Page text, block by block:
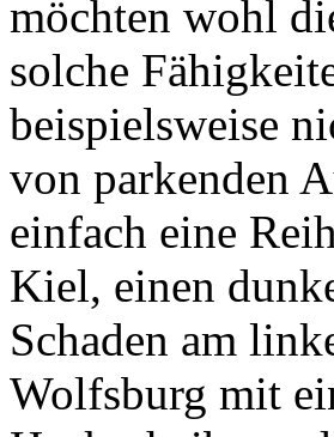
möchten wohl
solche
beispielsweise
von parkenden
einfach eine
Kiel, einen
Schaden am
Wolfsburg mit